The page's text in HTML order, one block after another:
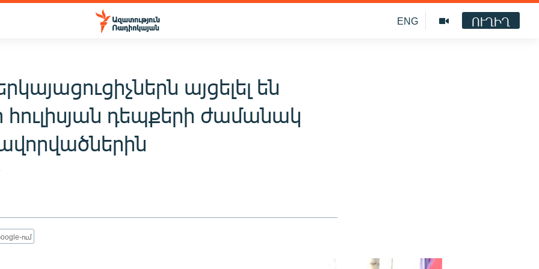
ENG ՈՒՂԻՂ
այցելել են
հուլիսյան դեպքերի ժամանակ
ում